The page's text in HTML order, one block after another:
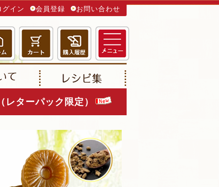
グイン 会員登録 お問い合わせ
ターパック限定）